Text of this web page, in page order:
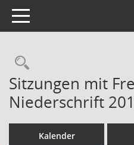
Toggle navigation
Sitzungen mit
Niederschrift
Kalender